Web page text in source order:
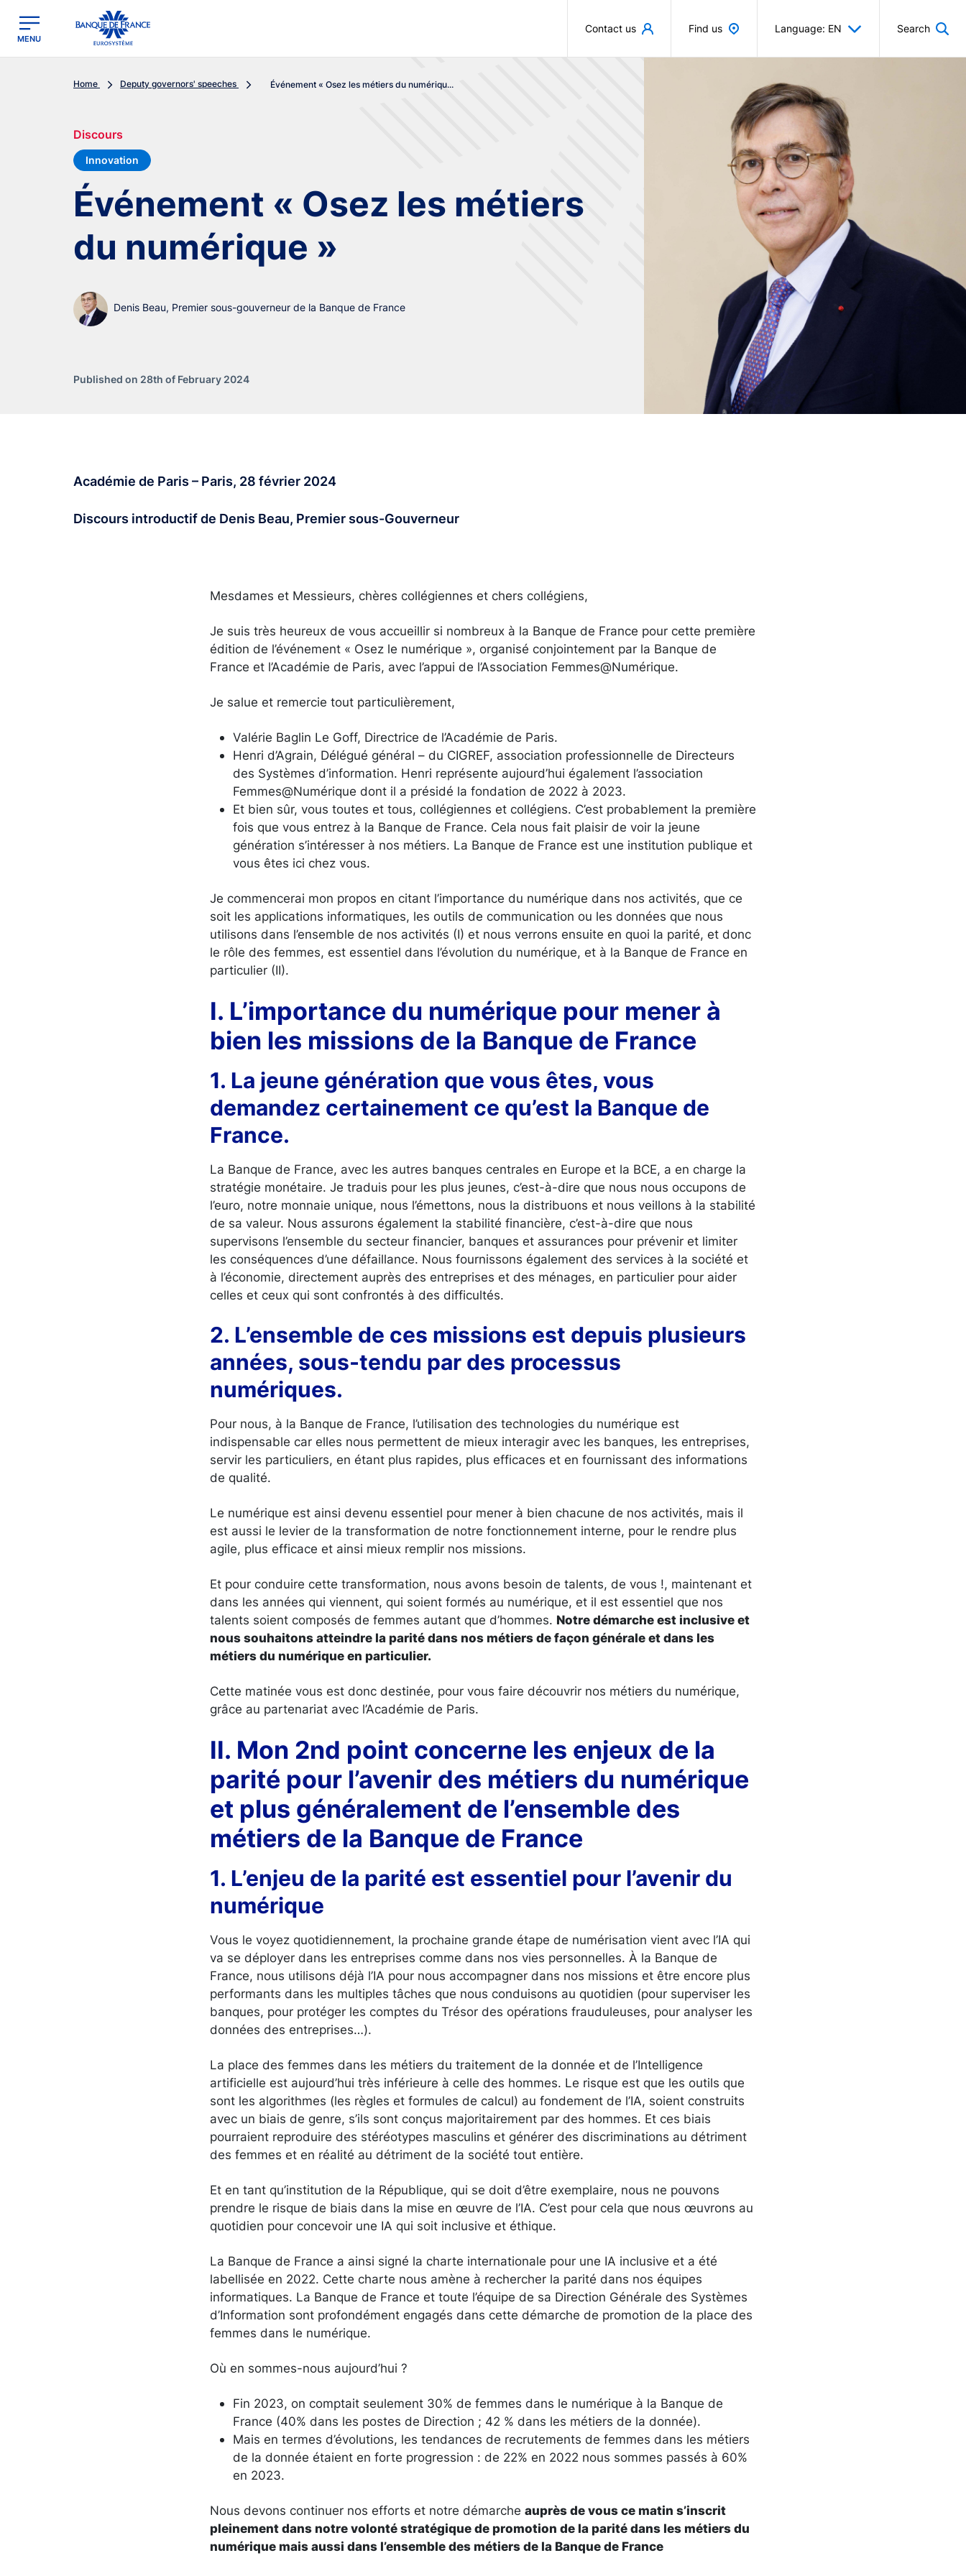
Banque de France - Menu Principal
MENU
Contact us Find us Language: EN Search
Home Deputy governors' speeches Événement « Osez les métiers du numériqu...
Discours
Innovation
Événement « Osez les métiers
du numérique »
Denis Beau, Premier sous-gouverneur de la Banque de France
Published on 28th of February 2024
Académie de Paris – Paris, 28 février 2024
Discours introductif de Denis Beau, Premier sous-Gouverneur
Mesdames et Messieurs, chères collégiennes et chers collégiens,
Je suis très heureux de vous accueillir si nombreux à la Banque de France pour cette première
édition de l’événement « Osez le numérique », organisé conjointement par la Banque de
France et l’Académie de Paris, avec l’appui de l’Association Femmes@Numérique.
Je salue et remercie tout particulièrement,
Valérie Baglin Le Goff, Directrice de l’Académie de Paris.
Henri d’Agrain, Délégué général – du CIGREF, association professionnelle de Directeurs
des Systèmes d’information. Henri représente aujourd’hui également l’association
Femmes@Numérique dont il a présidé la fondation de 2022 à 2023.
Et bien sûr, vous toutes et tous, collégiennes et collégiens. C’est probablement la première
fois que vous entrez à la Banque de France. Cela nous fait plaisir de voir la jeune
génération s’intéresser à nos métiers. La Banque de France est une institution publique et
vous êtes ici chez vous.
Je commencerai mon propos en citant l’importance du numérique dans nos activités, que ce
soit les applications informatiques, les outils de communication ou les données que nous
utilisons dans l’ensemble de nos activités (I) et nous verrons ensuite en quoi la parité, et donc
le rôle des femmes, est essentiel dans l’évolution du numérique, et à la Banque de France en
particulier (II).
I. L’importance du numérique pour mener à
bien les missions de la Banque de France
1. La jeune génération que vous êtes, vous
demandez certainement ce qu’est la Banque de
France.
La Banque de France, avec les autres banques centrales en Europe et la BCE, a en charge la
stratégie monétaire. Je traduis pour les plus jeunes, c’est-à-dire que nous nous occupons de
l’euro, notre monnaie unique, nous l’émettons, nous la distribuons et nous veillons à la stabilité
de sa valeur. Nous assurons également la stabilité financière, c’est-à-dire que nous
supervisons l’ensemble du secteur financier, banques et assurances pour prévenir et limiter
les conséquences d’une défaillance. Nous fournissons également des services à la société et
à l’économie, directement auprès des entreprises et des ménages, en particulier pour aider
celles et ceux qui sont confrontés à des difficultés.
2. L’ensemble de ces missions est depuis plusieurs
années, sous-tendu par des processus
numériques.
Pour nous, à la Banque de France, l’utilisation des technologies du numérique est
indispensable car elles nous permettent de mieux interagir avec les banques, les entreprises,
servir les particuliers, en étant plus rapides, plus efficaces et en fournissant des informations
de qualité.
Le numérique est ainsi devenu essentiel pour mener à bien chacune de nos activités, mais il
est aussi le levier de la transformation de notre fonctionnement interne, pour le rendre plus
agile, plus efficace et ainsi mieux remplir nos missions.
Et pour conduire cette transformation, nous avons besoin de talents, de vous !, maintenant et
dans les années qui viennent, qui soient formés au numérique, et il est essentiel que nos
talents soient composés de femmes autant que d’hommes. Notre démarche est inclusive et
nous souhaitons atteindre la parité dans nos métiers de façon générale et dans les
métiers du numérique en particulier.
Cette matinée vous est donc destinée, pour vous faire découvrir nos métiers du numérique,
grâce au partenariat avec l’Académie de Paris.
II. Mon 2nd point concerne les enjeux de la
parité pour l’avenir des métiers du numérique
et plus généralement de l’ensemble des
métiers de la Banque de France
1. L’enjeu de la parité est essentiel pour l’avenir du
numérique
Vous le voyez quotidiennement, la prochaine grande étape de numérisation vient avec l’IA qui
va se déployer dans les entreprises comme dans nos vies personnelles. À la Banque de
France, nous utilisons déjà l’IA pour nous accompagner dans nos missions et être encore plus
performants dans les multiples tâches que nous conduisons au quotidien (pour superviser les
banques, pour protéger les comptes du Trésor des opérations frauduleuses, pour analyser les
données des entreprises…).
La place des femmes dans les métiers du traitement de la donnée et de l’Intelligence
artificielle est aujourd’hui très inférieure à celle des hommes. Le risque est que les outils que
sont les algorithmes (les règles et formules de calcul) au fondement de l’IA, soient construits
avec un biais de genre, s’ils sont conçus majoritairement par des hommes. Et ces biais
pourraient reproduire des stéréotypes masculins et générer des discriminations au détriment
des femmes et en réalité au détriment de la société tout entière.
Et en tant qu’institution de la République, qui se doit d’être exemplaire, nous ne pouvons
prendre le risque de biais dans la mise en œuvre de l’IA. C’est pour cela que nous œuvrons au
quotidien pour concevoir une IA qui soit inclusive et éthique.
La Banque de France a ainsi signé la charte internationale pour une IA inclusive et a été
labellisée en 2022. Cette charte nous amène à rechercher la parité dans nos équipes
informatiques. La Banque de France et toute l’équipe de sa Direction Générale des Systèmes
d’Information sont profondément engagés dans cette démarche de promotion de la place des
femmes dans le numérique.
Où en sommes-nous aujourd’hui ?
Fin 2023, on comptait seulement 30% de femmes dans le numérique à la Banque de
France (40% dans les postes de Direction ; 42 % dans les métiers de la donnée).
Mais en termes d’évolutions, les tendances de recrutements de femmes dans les métiers
de la donnée étaient en forte progression : de 22% en 2022 nous sommes passés à 60%
en 2023.
Nous devons continuer nos efforts et notre démarche auprès de vous ce matin s’inscrit
pleinement dans notre volonté stratégique de promotion de la parité dans les métiers du
numérique mais aussi dans l’ensemble des métiers de la Banque de France